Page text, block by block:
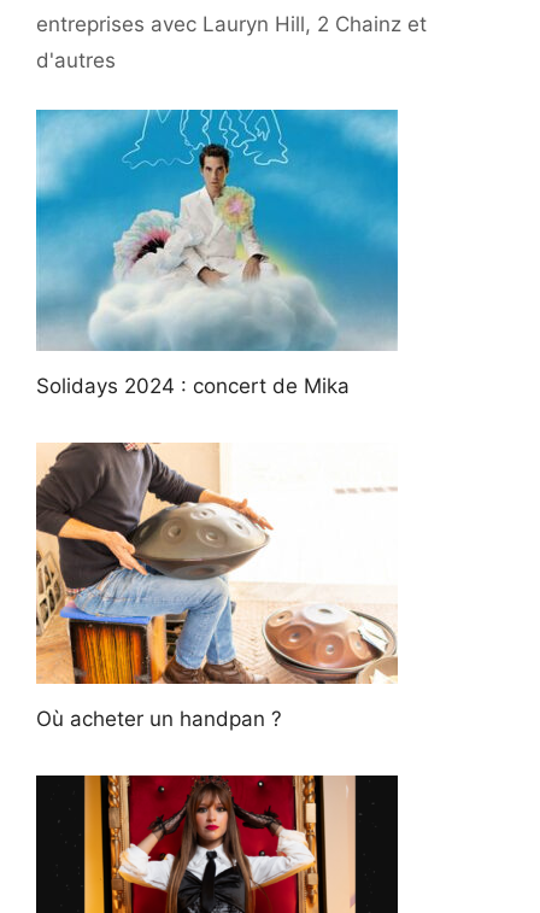
entreprises avec Lauryn Hill, 2 Chainz et
d'autres
Solidays 2024 : concert de Mika
Où acheter un handpan ?